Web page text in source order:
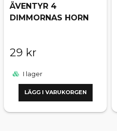
ÄVENTYR 4
DIMMORNAS HORN
29 kr
I lager
LÄGG I VARUKORGEN